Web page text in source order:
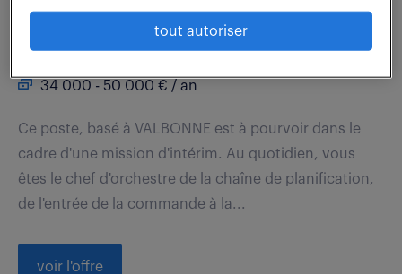
34 000 - 50 000 € / an
Ce poste, basé à VALBONNE est à pourvoir dans le
cadre d'une mission d'intérim. Au quotidien, vous
êtes le chef d'orchestre de la chaîne de planification,
de l'entrée de la commande à la...
voir l'offre
tout autoriser